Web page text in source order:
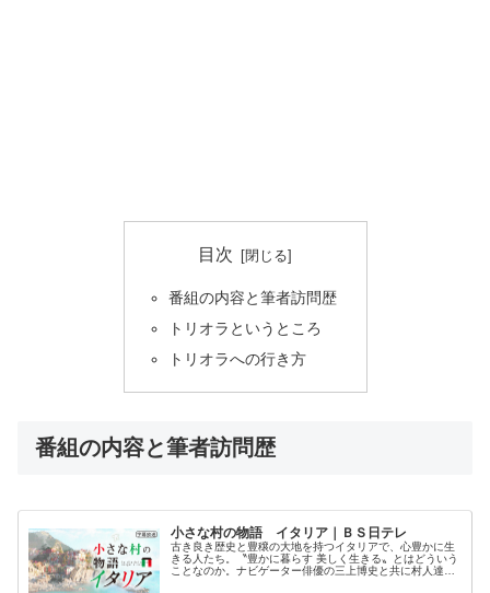
目次
番組の内容と筆者訪問歴
トリオラというところ
トリオラへの行き方
番組の内容と筆者訪問歴
小さな村の物語 イタリア｜ＢＳ日テレ
古き良き歴史と豊穣の大地を持つイタリアで、心豊かに生
きる人たち。〝豊かに暮らす 美しく生きる〟とはどういう
ことなのか。ナビゲーター俳優の三上博史と共に村人達の